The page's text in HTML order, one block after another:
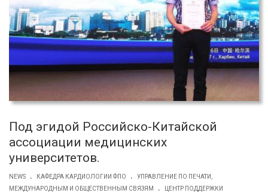
Под эгидой Российско-Китайской
ассоциации медицинских
университетов.
NEWS . КАФЕДРА КАРДИОЛОГИИ ФПО .
УПРАВЛЕНИЕ ПО ПЕЧАТИ,
МЕЖДУНАРОДНЫМ И ОБЩЕСТВЕННЫМ СВЯЗЯМ
.
ЦЕНТР ПОДДЕРЖКИ